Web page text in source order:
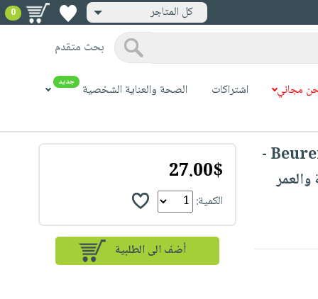
كل المتاجر 0
بحث متقدم
مجاني اشتراكات الصحة والعناية الشخصية جديد
Beurer BF183 Diagnostic Bathroom Scale -
27.00$
الكمية: